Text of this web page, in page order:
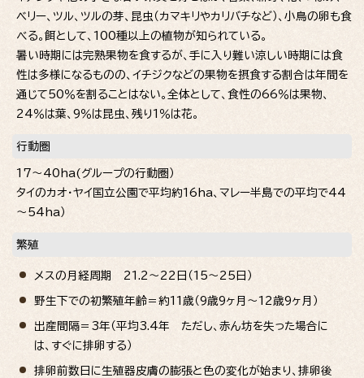
ベリー、ツル、ツルの芽、昆虫（カマキリやカリバチなど）、小鳥の卵も食
べる。餌として、100種以上の植物が知られている。
暑い時期には完熟果物を食するが、手に入り難い涼しい時期には食
性は多様になるものの、イチジクなどの果物を摂食する割合は年間を
通じて50％を割ることはない。全体として、食性の66％は果物、
24％は葉、9％は昆虫、残り1％は花。
行動圏
17～40ha(グループの行動圏）
タイのカオ・ヤイ国立公園で平均約16ha、マレー半島での平均で44
～54ha）
繁殖
メスの月経周期 21.2～22日（15～25日）
野生下での初繁殖年齢＝約11歳（9歳9ヶ月～12歳9ヶ月）
出産間隔＝3年（平均3.4年 ただし、赤ん坊を失った場合に
は、すぐに排卵する）
排卵前数日に生殖器皮膚の膨張と色の変化が始まり、排卵後